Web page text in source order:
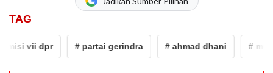
TAG
vii dpr # partai gerindra # ahmad dhani # mulan